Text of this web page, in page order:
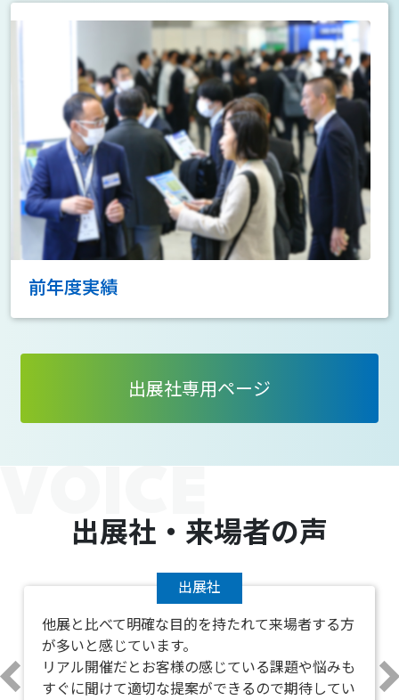
前年度実績
出展社専用ページ
出展社・来場者の声
出展社
他展と比べて明確な目的を持たれて来場者する方
が多いと感じています。
リアル開催だとお客様の感じている課題や悩みも
すぐに聞けて適切な提案ができるので期待してい